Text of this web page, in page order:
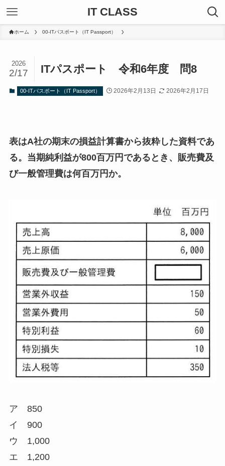
IT CLASS
ホーム 00-ITパスポート（IT Passport）
ITパスポート 令和6年度 問8
2026
2/17
00-ITパスポート（IT Passport） 2026年2月13日 2026年2月17日
表はA社の期末の損益計算書から抜粋した資料であ
る。当期純利益が800百万円であるとき、販売費及
び一般管理費は何百万円か。
ア 850
イ 900
ウ 1,000
エ 1,200